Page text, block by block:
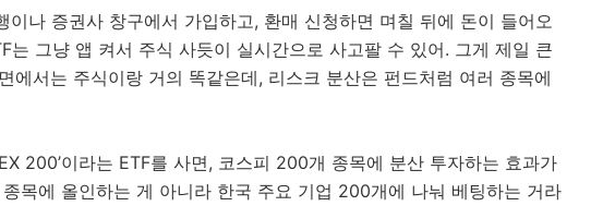
이나 증권사 창구에서 가입하고, 환매 신청하면 며칠 뒤에 돈이 들어오
는 그냥 앱 켜서 주식 사듯이 실시간으로 사고팔 수 있어. 그게 제일 큰
에서는 주식이랑 거의 똑같은데, 리스크 분산은 펀드처럼 여러 종목에
200’이라는 ETF를 사면, 코스피 200개 종목에 분산 투자하는 효과가
목에 올인하는 게 아니라 한국 주요 기업 200개에 나눠 베팅하는 거라